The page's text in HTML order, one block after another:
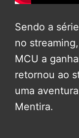
Sendo a
no streaming,
MCU a
retornou ao
uma
Mentira.